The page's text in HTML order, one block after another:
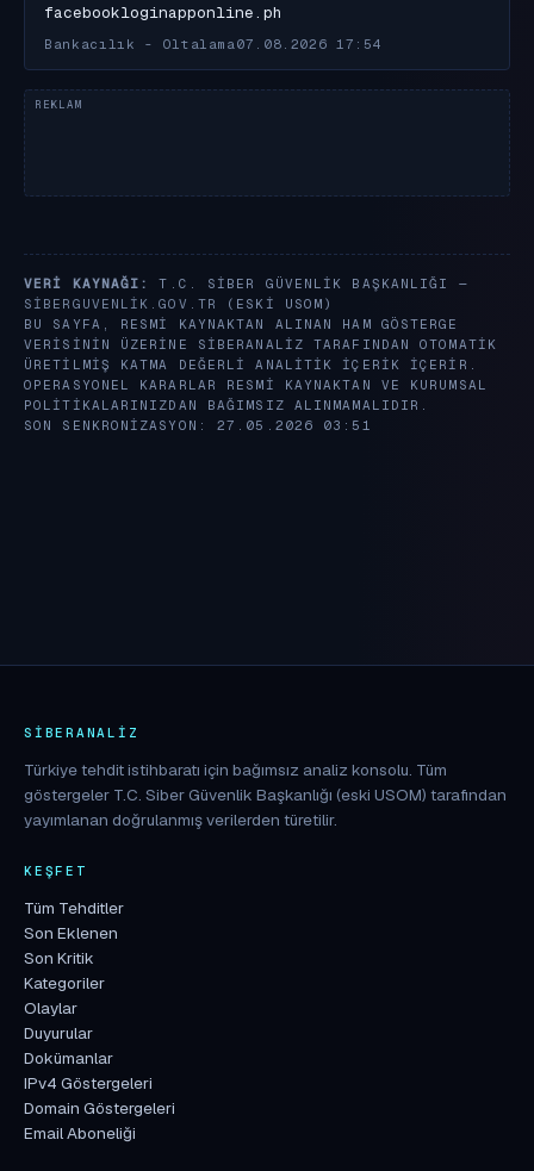
facebookloginapponline.ph
Bankacılık - Oltalama 07.08.2026 17:54
VERI KAYNAĞI:
T.C. SIBER GÜVENLIK BAŞKANLIĞI —
SIBERGUVENLIK.GOV.TR
(ESKI USOM)
BU SAYFA, RESMI KAYNAKTAN ALINAN HAM GÖSTERGE
VERISININ ÜZERINE SIBERANALIZ TARAFINDAN OTOMATIK
ÜRETILMIŞ KATMA DEĞERLI ANALITIK IÇERIK IÇERIR.
OPERASYONEL KARARLAR RESMI KAYNAKTAN VE KURUMSAL
POLITIKALARINIZDAN BAĞIMSIZ ALINMAMALIDIR.
SON SENKRONIZASYON: 27.05.2026 03:51
SIBERANALIZ
Türkiye tehdit istihbaratı için bağımsız analiz konsolu. Tüm
göstergeler T.C. Siber Güvenlik Başkanlığı (eski USOM) tarafından
yayımlanan doğrulanmış verilerden türetilir.
KEŞFET
Tüm Tehditler
Son Eklenen
Son Kritik
Kategoriler
Olaylar
Duyurular
Dokümanlar
IPv4 Göstergeleri
Domain Göstergeleri
Email Aboneliği